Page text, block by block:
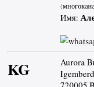
Имя:
KG
Aurora